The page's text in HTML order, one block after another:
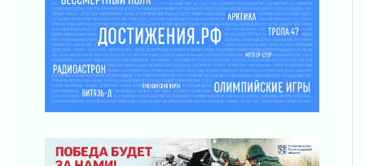
Клюква наливается, но в корзинку пока не
просится
03 августа 2026
Строительные компании Ленобласти
подняли зарплаты почти на 40% за год
03 августа 2026
Ленинградской области
03 августа 2026